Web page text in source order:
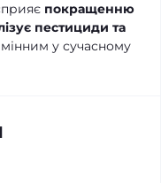
покращенню
пестициди та
у сучасному